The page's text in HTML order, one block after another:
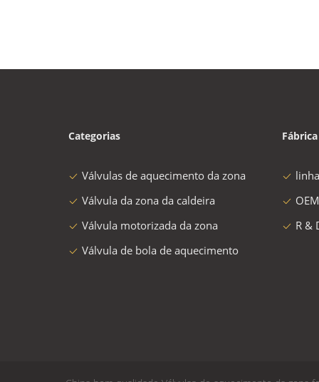
Categorias
Válvulas de aquecimento da zona
Válvula da zona da caldeira
Válvula motorizada da zona
Válvula de bola de aquecimento
Fábrica
R &